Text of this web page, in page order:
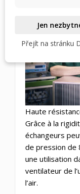
Haute
Grâce à la
échangeurs
de pression de
une utilisation
ventilateur de
l’air.
Jen
Přejít na stránku